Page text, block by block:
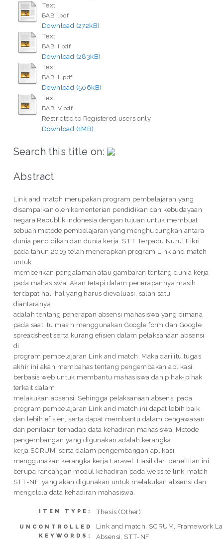
Text
BAB I.pdf
Download (272kB)
Text
BAB II.pdf
Download (283kB)
Text
BAB III.pdf
Download (506kB)
Text
BAB IV.pdf
Restricted to Registered users only
Download (1MB)
Search this title on:
Abstract
Link and match merupakan program pembelajaran yang
disampaikan oleh kementerian pendidikan dan kebudayaan
negara Republik Indonesia dengan tujuan untuk membuat
sebuah metode pembelajaran yang menghubungkan antara
dunia pendidikan dan dunia kerja. STT Terpadu Nurul Fikri
pada tahun 2019 telah menerapkan program Link and match
untuk
memberikan pengalaman atau gambaran tentang dunia kerja
pada mahasiswa. Akan tetapi dalam penerapannya masih
terdapat hal-hal yang harus dievaluasi, salah satu
diantaranya
adalah tentang penerapan absensi mahasiswa yang dimana
pada saat itu masih menggunakan Google form dan Google
spreadsheet serta kurang efisien dalam pelaksanaan absensi
di
program pembelajaran Link and match. Maka dari itu tugas
akhir ini akan membahas tentang pengembakan aplikasi
berbasis web untuk membantu mahasiswa dan pihak-pihak
terkait dalam
melakukan absensi. Sehingga pelaksanaan absensi pada
program pembelajaran Link and match ini dapat lebih baik
dan lebih efisien, serta dapat membantu dalam pengawasan
dan penilaian terhadap data kehadiran mahasiswa. Metode
pengembangan yang digunakan adalah kerangka
kerja SCRUM, serta dalam pengembangan aplikasi
menggunakan kerangka kerja Laravel. Hasil dari penelitian ini
berupa rancangan modul kehadiran pada website link-match
STT-NF, yang akan digunakan untuk melakukan absensi dan
mengelola data kehadiran mahasiswa.
ITEM TYPE: Thesis (Other)
UNCONTROLLED
KEYWORDS:
Link and match, SCRUM, Framework
Absensi, STT-NF